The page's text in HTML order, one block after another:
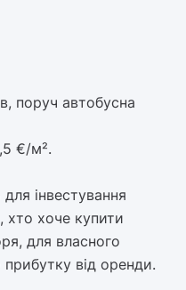
поруч автобусна
€/м².
інвестування
хто хоче купити
для власного
прибутку від оренди.